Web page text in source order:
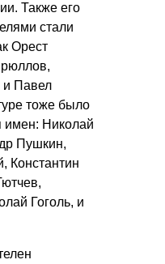
Также его
стали
Орест
и Павел
тоже было
Николай
Пушкин,
Константин
Гоголь, и